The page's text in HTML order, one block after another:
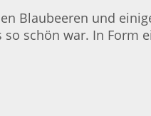
Blaubeeren und
schön war. In Form